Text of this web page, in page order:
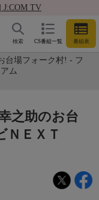
J:COM TV
CS番組一覧 番組表
検索
台場フォーク村! - フ
ム
之助のお台
ＮＥＸＴ